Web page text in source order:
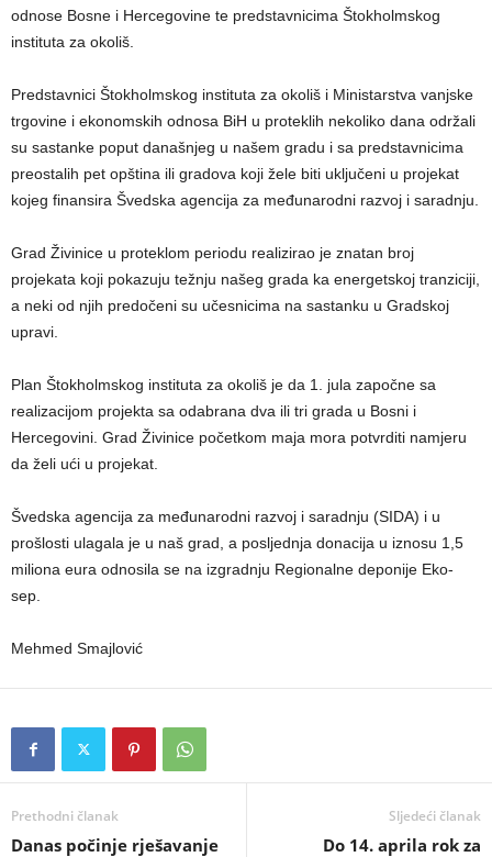
odnose Bosne i Hercegovine te predstavnicima Štokholmskog
instituta za okoliš.
Predstavnici Štokholmskog instituta za okoliš i Ministarstva vanjske
trgovine i ekonomskih odnosa BiH u proteklih nekoliko dana održali
su sastanke poput današnjeg u našem gradu i sa predstavnicima
preostalih pet opština ili gradova koji žele biti uključeni u projekat
kojeg finansira Švedska agencija za međunarodni razvoj i saradnju.
Grad Živinice u proteklom periodu realizirao je znatan broj
projekata koji pokazuju težnju našeg grada ka energetskoj tranziciji,
a neki od njih predočeni su učesnicima na sastanku u Gradskoj
upravi.
Plan Štokholmskog instituta za okoliš je da 1. jula započne sa
realizacijom projekta sa odabrana dva ili tri grada u Bosni i
Hercegovini. Grad Živinice početkom maja mora potvrditi namjeru
da želi ući u projekat.
Švedska agencija za međunarodni razvoj i saradnju (SIDA) i u
prošlosti ulagala je u naš grad, a posljednja donacija u iznosu 1,5
miliona eura odnosila se na izgradnju Regionalne deponije Eko-
sep.
Mehmed Smajlović
Prethodni članak
Danas počinje rješavanje
Sljedeći članak
Do 14. aprila rok za